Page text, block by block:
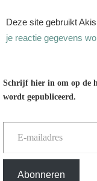
Deze site gebruikt
je reactie gegevens
Schrijf hier in om op de
wordt gepubliceerd.
E-mailadres
Abonneren